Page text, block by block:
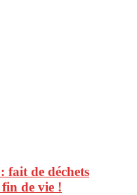
fait de déchets
de vie !